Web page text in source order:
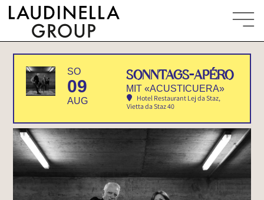
SO
09
AUG
SONNTAGS-APÉRO
MIT «ACUSTICUERA»
Hotel Restaurant Lej da Staz,
Vietta da Staz 40